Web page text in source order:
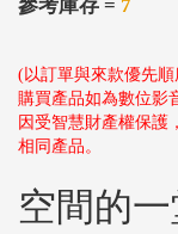
參考庫存 = 7
(以訂單與來款優先
購買產品如為數位影
因受智慧財產權保護
相同產品。
空間的